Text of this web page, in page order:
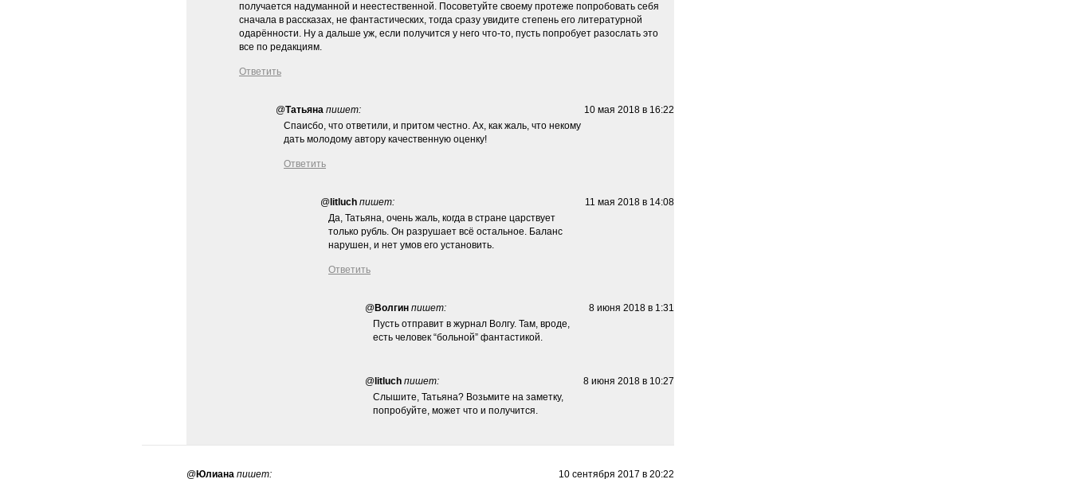
получается надуманной и неестественной. Посоветуйте своему протеже попробовать себя
сначала в рассказах, не фантастических, тогда сразу увидите степень его литературной
одарённости. Ну а дальше уж, если получится у него что-то, пусть попробует разослать это
все по редакциям.
Ответить
10 мая 2018 в 16:22
@Татьяна пишет:
Спаисбо, что ответили, и притом честно. Ах, как жаль, что некому
дать молодому автору качественную оценку!
Ответить
11 мая 2018 в 14:08
@ litluch пишет:
Да, Татьяна, очень жаль, когда в стране царствует
только рубль. Он разрушает всё остальное. Баланс
нарушен, и нет умов его установить.
Ответить
8 июня 2018 в 1:31
@Волгин пишет:
Пусть отправит в журнал Волгу. Там, вроде,
есть человек “больной” фантастикой.
8 июня 2018 в 10:27
@ litluch пишет:
Слышите, Татьяна? Возьмите на заметку,
попробуйте, может что и получится.
10 сентября 2017 в 20:22
@Юлиана пишет: